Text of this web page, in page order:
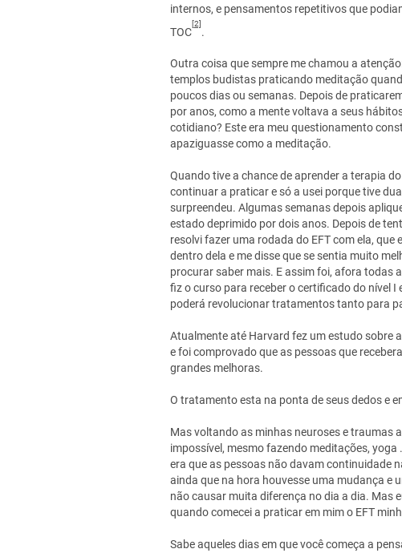
internos, e pensamentos repetitivos que
TOC
[2]
Outra coisa que sempre me chamou a
templos budistas praticando meditação
poucos dias ou semanas. Depois de
por anos, como a mente voltava a seus
cotidiano? Este era meu questionamento
apaziguasse como a meditação.
Quando tive a chance de aprender a terapia
continuar a praticar e só a usei porque tive
surpreendeu. Algumas semanas depois
estado deprimido por dois anos. Depois de
resolvi fazer uma rodada do EFT com ela,
dentro dela e me disse que se sentia muito
procurar saber mais. E assim foi, afora todas
fiz o curso para receber o certificado do nível
poderá revolucionar tratamentos tanto para
Atualmente até Harvard fez um estudo sobre
e foi comprovado que as pessoas que
grandes melhoras.
O tratamento esta na ponta de seus dedos e
Mas voltando as minhas neuroses e traumas
impossível, mesmo fazendo meditações,
era que as pessoas não davam continuidade
ainda que na hora houvesse uma mudança e
não causar muita diferença no dia a dia. Mas
quando comecei a praticar em mim o EFT
Sabe aqueles dias em que você começa a